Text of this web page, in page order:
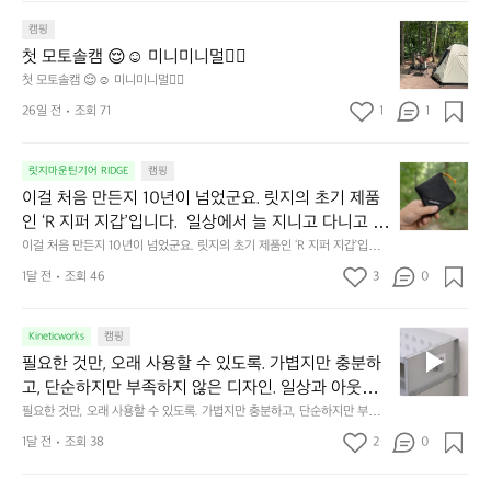
줍니다.  이 슬립 웜을 쓰는 것만으로 그곳은 나만의 밤
이 됩니다.  안녕히 주무세요.
밤이 됩니다.  안녕히 주무세요.
도
자
연
속
에
의
휴
식
에
도
이
중
인
차
안
서
도
캠핑
첫 모토솔캠 😌☺️ 미니미니멀👌🏼
첫 모토솔캠 😌☺️ 미니미니멀👌🏼
첫
모
토
솔
캠
☺️
미
니
미
멀
👌🏼
26일 전 조회 71 1 1
릿지마운틴기어 RIDGE 캠핑
이걸 처음 만든지 10년이 넘었군요. 릿지의 초기 제품
인 ‘R 지퍼 지갑’입니다.  일상에서 늘 지니고 다니고 싶
어지는 물건에는 크기, 무게, 형태, 색감 사이의 아주 미
묘한 밸런스가 존재합니다.  예를 들자면 일에 집중하
느라 책상 위 가장자리에 대충 걸쳐 놓아도 시야에 걸
는 균형감에서 출발했습니다.  그중에서도 슬림함에 철
저히 집착했습니다. 튼튼한 내구도와 넉넉한 수납력을
해치치 않는 선에서, 가장 가볍고 얇게 설계했습니다.
이 디자인과 사용감은, 꼭 직접 손으로 만져보며 경험
해 보시기를 바랍니다.
이걸 처음 만든지 10년이 넘었군요. 릿지의 초기 제품인 ‘R 지퍼 지갑’입니
다.  일상에서 늘 지니고 다니고 싶어지는 물건에는 크기, 무게, 형태, 색감
사이의 아주 미묘한 밸런스가 존재합니다.  예를 들자면 일에 집중하느라 책
철저히 집착했습니다. 튼튼한 내구도와 넉넉한 수납력을 해치치 않는 선에
서, 가장 가볍고 얇게 설계했습니다.  이 디자인과 사용감은, 꼭 직접 손으로
만져보며 경험해 보시기를 바랍니다.
이
걸
처
음
든
0
년
이
넘
군
1달 전 조회 46 3 0
Kineticworks 캠핑
필요한 것만, 오래 사용할 수 있도록. 가볍지만 충분하
고, 단순하지만 부족하지 않은 디자인. 일상과 아웃도
어의 경계를 자연스럽게 이어주는 RIDGE MOUNTAIN
GEAR. 키네틱웍스에서 만나보세요.
필요한 것만, 오래 사용할 수 있도록. 가볍지만 충분하고, 단순하지만 부족하
지 않은 디자인. 일상과 아웃도어의 경계를 자연스럽게 이어주는 RIDGE M
OUNTAIN GEAR. 키네틱웍스에서 만나보세요.
필
요
한
것
오
1달 전 조회 38 2 0